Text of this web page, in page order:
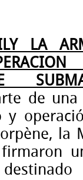
LA
de
y
la